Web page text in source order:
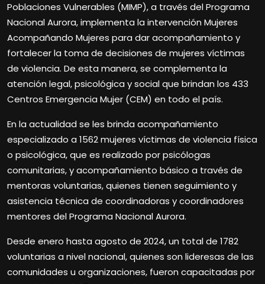
Poblaciones Vulnerables (MIMP), a través del Programa
Nacional Aurora, implementa la intervención Mujeres
Acompañando Mujeres para dar acompañamiento y
fortalecer la toma de decisiones de mujeres víctimas
de violencia. De esta manera, se complementa la
atención legal, psicológica y social que brindan los 433
Centros Emergencia Mujer (CEM) en todo el país.
En la actualidad se les brinda acompañamiento
especializado a 1562 mujeres víctimas de violencia física
o psicológica, que es realizado por psicólogas
comunitarias, y acompañamiento básico a través de
mentoras voluntarias, quienes tienen seguimiento y
asistencia técnica de coordinadoras y coordinadores
mentores del Programa Nacional Aurora.
Desde enero hasta agosto de 2024, un total de 1782
voluntarias a nivel nacional, quienes son lideresas de las
comunidades u organizaciones, fueron capacitadas por